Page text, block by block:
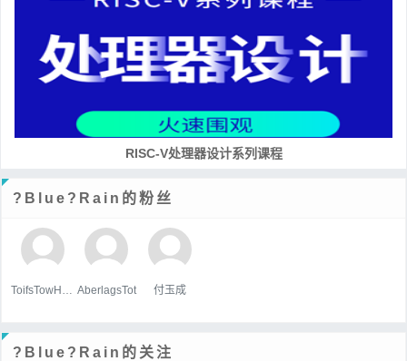
RISC-V处理器设计系列课程
?Blue?Rain的粉丝
AberlagsTot 付玉成
?Blue?Rain的关注